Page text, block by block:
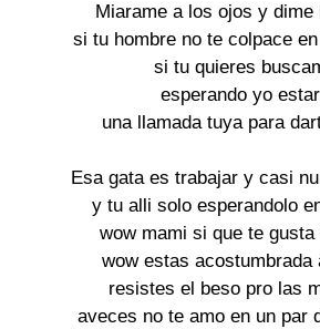
Miarame a los ojos y dime
si tu hombre no te colpace
si tu quieres
esperando yo
una llamada tuya para
Esa gata es trabajar y casi
y tu alli solo esperandolo
wow mami si que te gusta
wow estas acostumbrada
resistes el beso pro las
aveces no te amo en un par